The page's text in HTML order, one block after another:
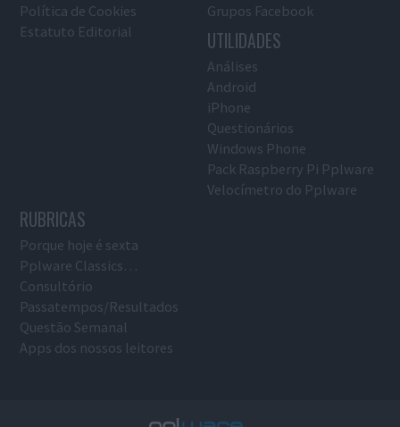
Política de Cookies
Estatuto Editorial
Grupos Facebook
UTILIDADES
Análises
Android
iPhone
Questionários
Windows Phone
Pack Raspberry Pi Pplware
Velocímetro do Pplware
RUBRICAS
Porque hoje é sexta
Pplware Classics…
Consultório
Passatempos/Resultados
Questão Semanal
Apps dos nossos leitores